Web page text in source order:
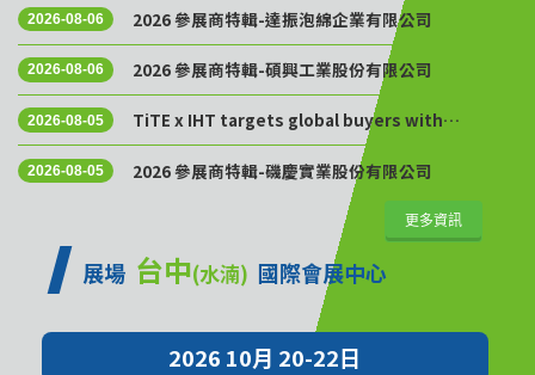
2026-08-06 2026 參展商特輯-達振泡綿企業有限公司
2026-08-06 2026 參展商特輯-碩興工業股份有限公司
2026-08-05
TiTE x IHT targets global buyers with
Golden Sourcing Week
2026-08-05 2026 參展商特輯-磯慶實業股份有限公司
更多資訊
展場 台中(水湳) 國際會展中心
2026 10月 20-22日